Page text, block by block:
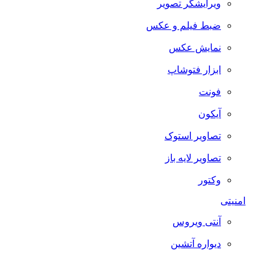
ویرایشگر تصویر
ضبط فيلم و عكس
نمایش عکس
ابزار فتوشاپ
فونت
آیکون
تصاویر استوک
تصاویر لایه باز
وکتور
امنیتی
آنتی ویروس
دیواره آتشین